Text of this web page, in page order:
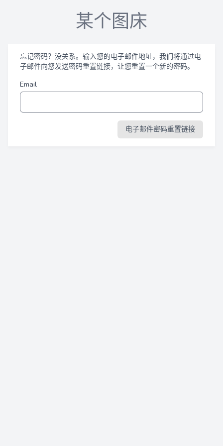
某个图床
忘记密码？没关系。输入您的电子邮件地址，我们将通过电
子邮件向您发送密码重置链接，让您重置一个新的密码。
Email
电子邮件密码重置链接